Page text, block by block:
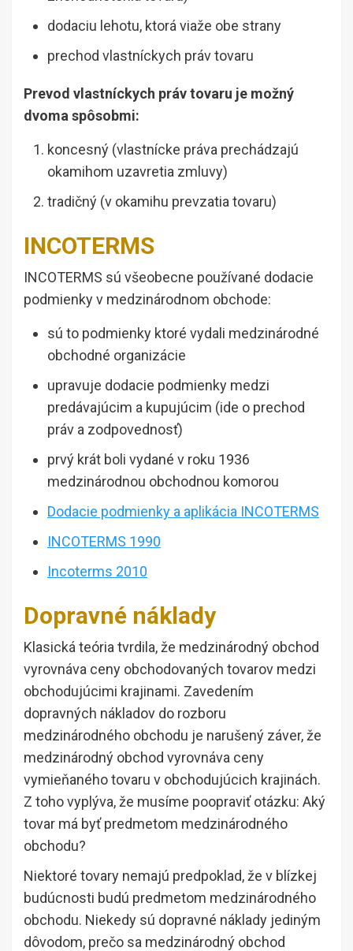
dodaciu lehotu, ktorá viaže obe strany
prechod vlastníckych práv tovaru
Prevod vlastníckych práv tovaru je možný
dvoma spôsobmi:
koncesný (vlastnícke práva prechádzajú
okamihom uzavretia zmluvy)
tradičný (v okamihu prevzatia tovaru)
INCOTERMS
INCOTERMS sú všeobecne používané dodacie
podmienky v medzinárodnom obchode:
sú to podmienky ktoré vydali medzinárodné
obchodné organizácie
upravuje dodacie podmienky medzi
predávajúcim a kupujúcim (ide o prechod
práv a zodpovednosť)
prvý krát boli vydané v roku 1936
medzinárodnou obchodnou komorou
Dodacie podmienky a aplikácia INCOTERMS
INCOTERMS 1990
Incoterms 2010
Dopravné náklady
Klasická teória tvrdila, že medzinárodný obchod
vyrovnáva ceny obchodovaných tovarov medzi
obchodujúcimi krajinami. Zavedením
dopravných nákladov do rozboru
medzinárodného obchodu je narušený záver, že
medzinárodný obchod vyrovnáva ceny
vymieňaného tovaru v obchodujúcich krajinách.
Z toho vyplýva, že musíme poopraviť otázku: Aký
tovar má byť predmetom medzinárodného
obchodu?
Niektoré tovary nemajú predpoklad, že v blízkej
budúcnosti budú predmetom medzinárodného
obchodu. Niekedy sú dopravné náklady jediným
dôvodom, prečo sa medzinárodný obchod